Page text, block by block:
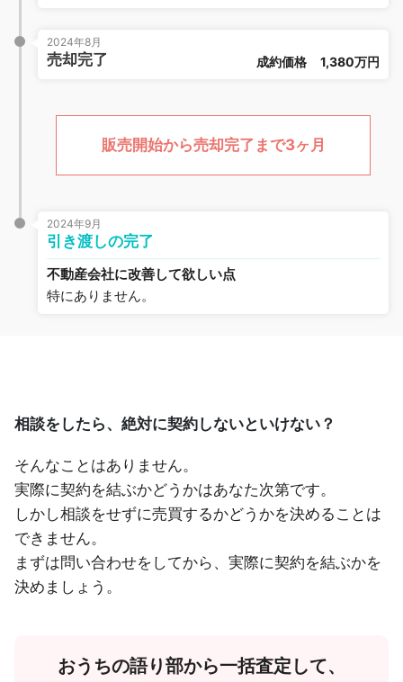
2024年8月
売却完了 成約価格 1,380万円
販売開始から売却完了まで3ヶ月
2024年9月
引き渡しの完了
不動産会社に改善して欲しい点
特にありません。
相談をしたら、絶対に契約しないといけない？
そんなことはありません。
実際に契約を結ぶかどうかはあなた次第です。
しかし相談をせずに売買するかどうかを決めることは
できません。
まずは問い合わせをしてから、実際に契約を結ぶかを
決めましょう。
おうちの語り部から一括査定して、